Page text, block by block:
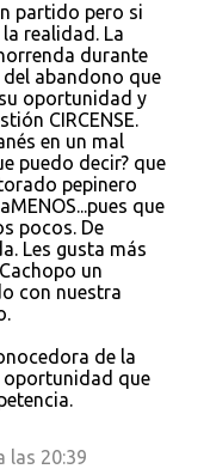
partido pero si
realidad. La
durante
del abandono que
oportunidad y
CIRCENSE.
en un mal
puedo decir? que
pepinero
que
pocos. De
Les gusta más
un
con nuestra
de la
oportunidad que
las 20:39